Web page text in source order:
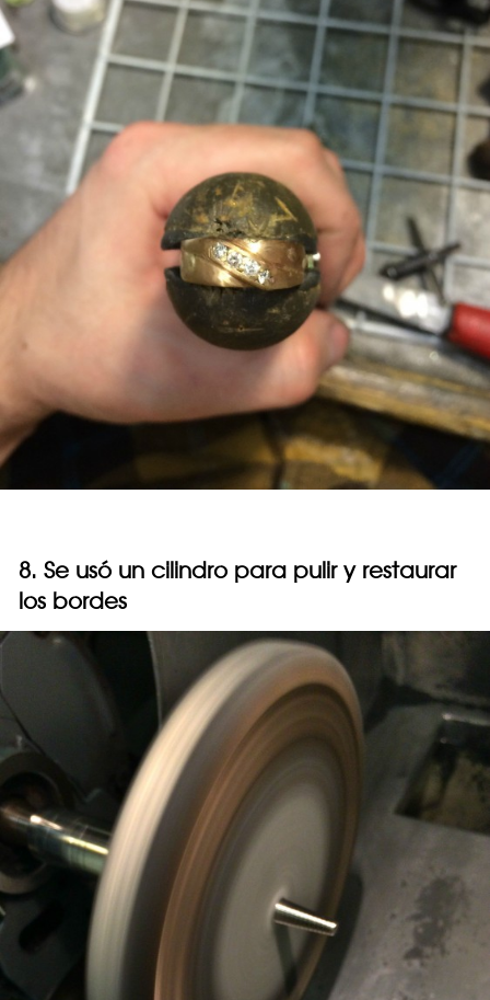
8. Se usó un cilindro para pulir y restaurar
los bordes